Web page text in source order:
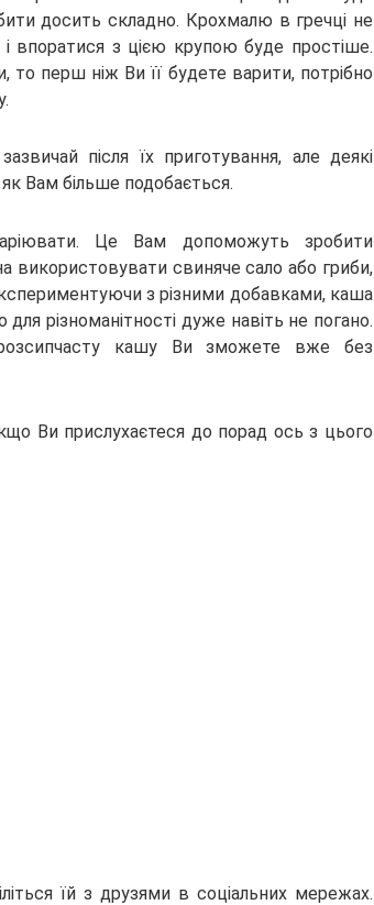
досить складно. Крохмалю в гречці не
впоратися з цією крупою буде простіше.
перш ніж Ви її будете варити, потрібно
після їх приготування, але деякі
Вам більше подобається.
Це Вам допоможуть зробити
свиняче сало або гриби,
з різними добавками, каша
різноманітності дуже навіть не погано.
кашу Ви зможете вже без
Ви прислухаєтеся до порад ось з цього
їй з друзями в соціальних мережах.